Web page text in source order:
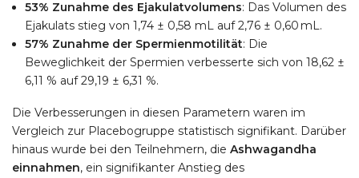
53% Zunahme des Ejakulatvolumens: Das Volumen des
Ejakulats stieg von 1,74 ± 0,58 mL auf 2,76 ± 0,60 mL.
57% Zunahme der Spermienmotilität: Die
Beweglichkeit der Spermien verbesserte sich von 18,62 ±
6,11 % auf 29,19 ± 6,31 %.
Die Verbesserungen in diesen Parametern waren im
Vergleich zur Placebogruppe statistisch signifikant. Darüber
hinaus wurde bei den Teilnehmern, die Ashwagandha
einnahmen, ein signifikanter Anstieg des